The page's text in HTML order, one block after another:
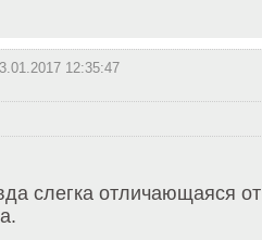
12:35:47
слегка отличающаяся от